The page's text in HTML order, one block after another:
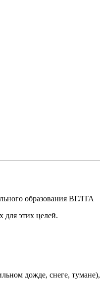
образования ВГЛТА
для этих целей.
дожде, снеге,